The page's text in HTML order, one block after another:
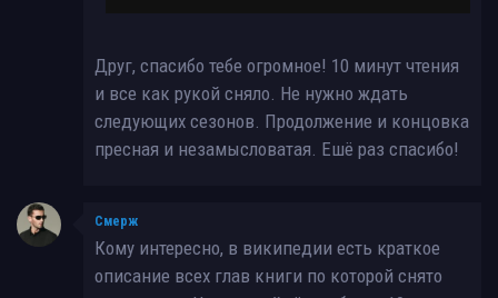
Друг, спасибо тебе огромное! 10 минут чтения
и все как рукой сняло. Не нужно ждать
следующих сезонов. Продолжение и концовка
пресная и незамысловатая. Ешё раз спасибо!
Смерж
Кому интересно, в википедии есть краткое
описание всех глав книги по которой снято